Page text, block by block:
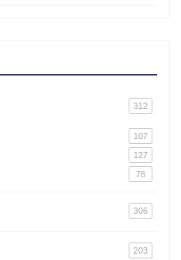
312
107
127
78
306
203